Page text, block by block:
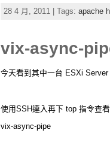
28 4 月, 2011 | Tags: apache
vix-async-
今天看到其中一台 ESXi
使用SSH連入再下 top 指令查
vix-async-pipe